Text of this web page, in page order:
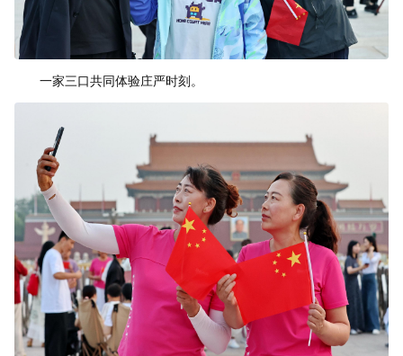
一家三口共同体验庄严时刻。